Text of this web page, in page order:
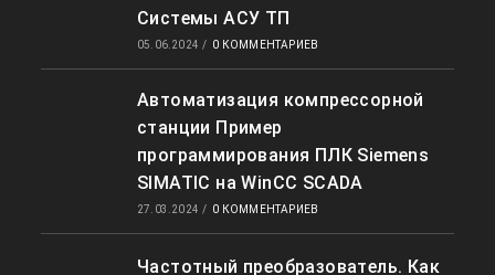
Системы АСУ ТП
05.06.2024 / 0 КОММЕНТАРИЕВ
Автоматизация компрессорной
станции Пример
программирования ПЛК Siemens
SIMATIC на WinCC SCADA
27.03.2024 / 0 КОММЕНТАРИЕВ
Частотный преобразователь. Как